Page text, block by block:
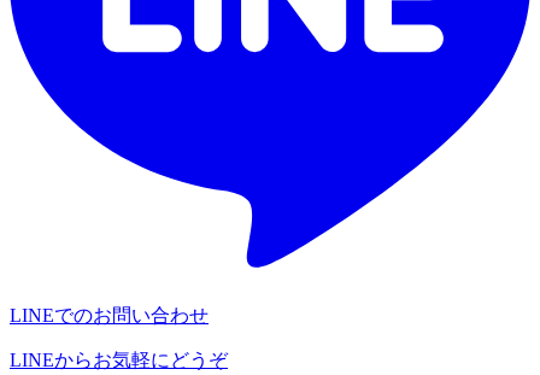
LINEでのお問い合わせ
LINEからお気軽にどうぞ